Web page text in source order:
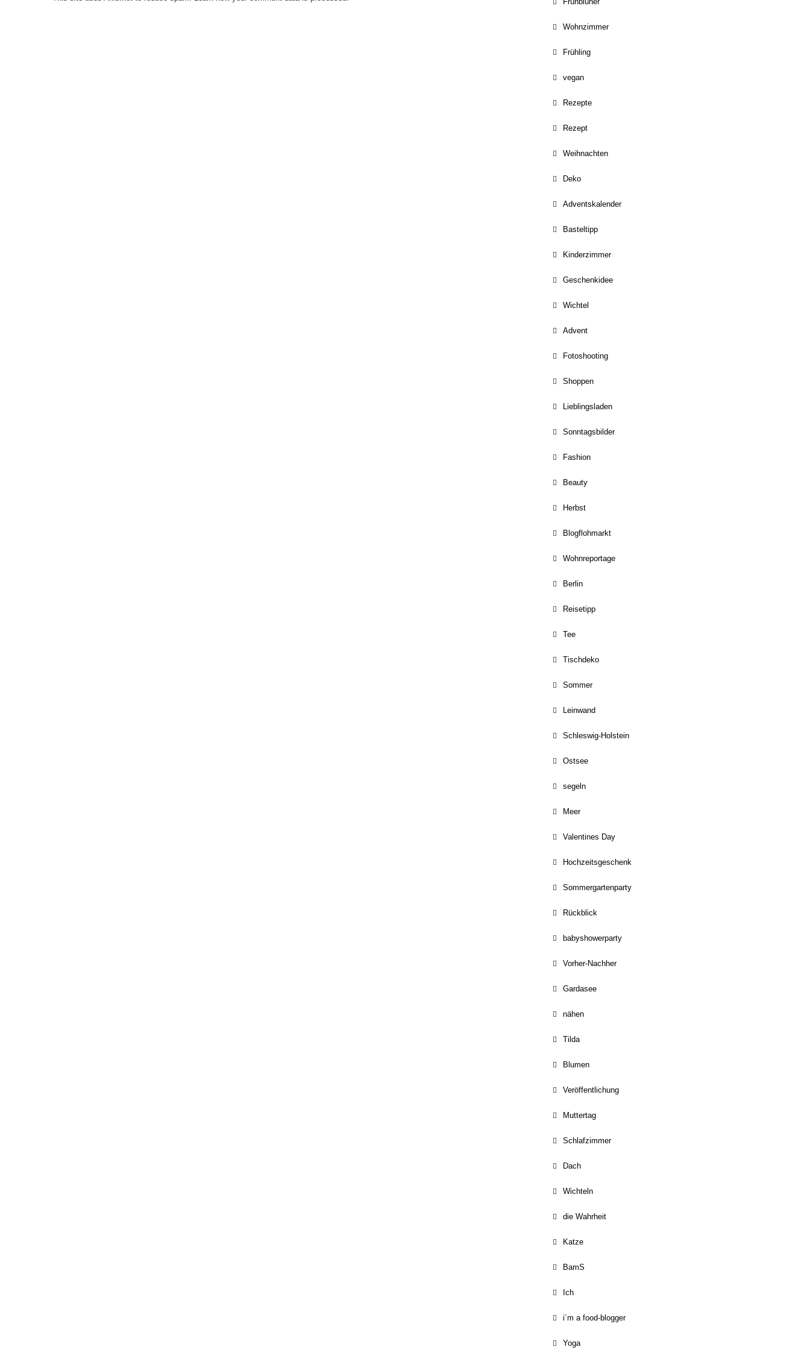
Wohnzimmer
Frühling
vegan
Rezepte
Rezept
Weihnachten
Deko
Adventskalender
Basteltipp
Kinderzimmer
Geschenkidee
Wichtel
Advent
Fotoshooting
Shoppen
Lieblingsladen
Sonntagsbilder
Fashion
Beauty
Herbst
Blogflohmarkt
Wohnreportage
Berlin
Reisetipp
Tee
Tischdeko
Sommer
Leinwand
Schleswig-Holstein
Ostsee
segeln
Meer
Valentines Day
Hochzeitsgeschenk
Sommergartenparty
Rückblick
babyshowerparty
Vorher-Nachher
Gardasee
nähen
Tilda
Blumen
Veröffentlichung
Muttertag
Schlafzimmer
Dach
Wichteln
die Wahrheit
Katze
BamS
Ich
i´m a food-blogger
Yoga